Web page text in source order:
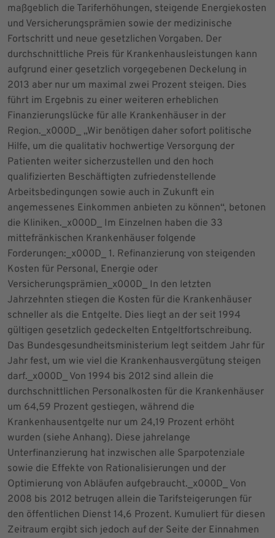
maßgeblich die Tariferhöhungen, steigende Energiekosten
und Versicherungsprämien sowie der medizinische
Fortschritt und neue gesetzlichen Vorgaben. Der
durchschnittliche Preis für Krankenhausleistungen kann
aufgrund einer gesetzlich vorgegebenen Deckelung in
2013 aber nur um maximal zwei Prozent steigen. Dies
führt im Ergebnis zu einer weiteren erheblichen
Finanzierungslücke für alle Krankenhäuser in der
Region._x000D_ „Wir benötigen daher sofort politische
Hilfe, um die qualitativ hochwertige Versorgung der
Patienten weiter sicherzustellen und den hoch
qualifizierten Beschäftigten zufriedenstellende
Arbeitsbedingungen sowie auch in Zukunft ein
angemessenes Einkommen anbieten zu können“, betonen
die Kliniken._x000D_ Im Einzelnen haben die 33
mittefränkischen Krankenhäuser folgende
Forderungen:_x000D_ 1. Refinanzierung von steigenden
Kosten für Personal, Energie oder
Versicherungsprämien_x000D_ In den letzten
Jahrzehnten stiegen die Kosten für die Krankenhäuser
schneller als die Entgelte. Dies liegt an der seit 1994
gültigen gesetzlich gedeckelten Entgeltfortschreibung.
Das Bundesgesundheitsministerium legt seitdem Jahr für
Jahr fest, um wie viel die Krankenhausvergütung steigen
darf._x000D_ Von 1994 bis 2012 sind allein die
durchschnittlichen Personalkosten für die Krankenhäuser
um 64,59 Prozent gestiegen, während die
Krankenhausentgelte nur um 24,19 Prozent erhöht
wurden (siehe Anhang). Diese jahrelange
Unterfinanzierung hat inzwischen alle Sparpotenziale
sowie die Effekte von Rationalisierungen und der
Optimierung von Abläufen aufgebraucht._x000D_ Von
2008 bis 2012 betrugen allein die Tarifsteigerungen für
den öffentlichen Dienst 14,6 Prozent. Kumuliert für diesen
Zeitraum ergibt sich jedoch auf der Seite der Einnahmen